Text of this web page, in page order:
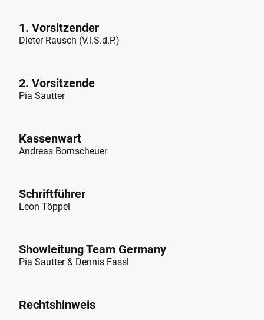
1. Vorsitzender
Dieter Rausch (V.i.S.d.P.)
2. Vorsitzende
Pia Sautter
Kassenwart
Andreas Bornscheuer
Schriftführer
Leon Töppel
Showleitung Team Germany
Pia Sautter & Dennis Fassl
Rechtshinweis